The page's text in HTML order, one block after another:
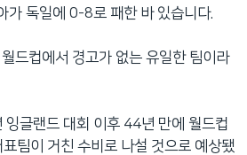
가 독일에 0-8로 패한 바 있습니다.
드컵에서 경고가 없는 유일한 팀이라
글랜드 대회 이후 44년 만에 월드컵
팀이 거친 수비로 나설 것으로 예상됐